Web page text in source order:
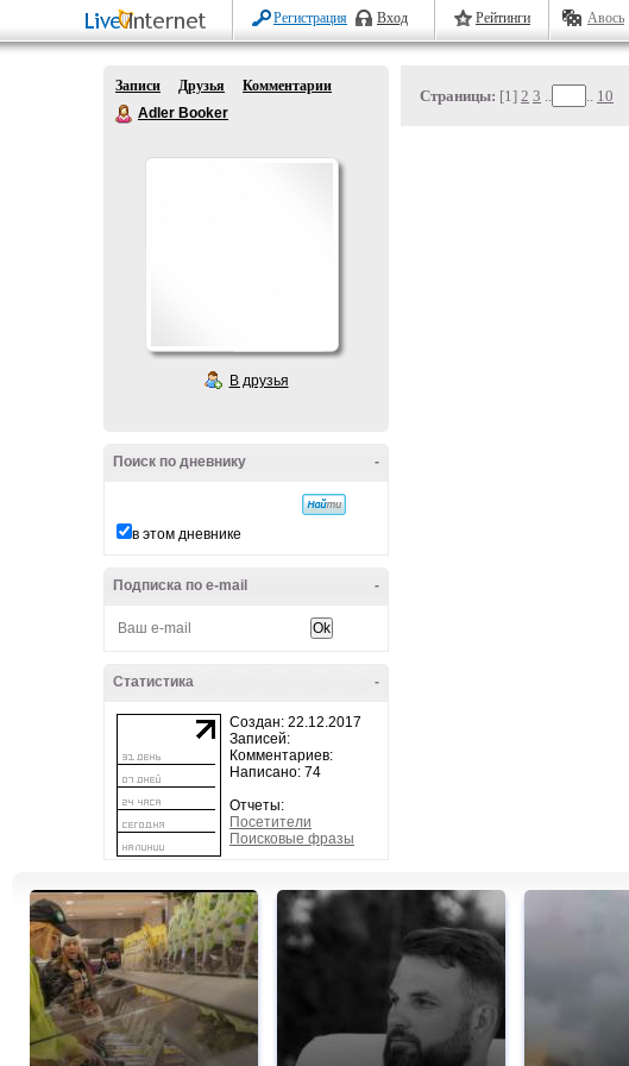
Регистрация Вход Рейтинги Авось
Записи Друзья
Комментарии
Adler Booker
В друзья
-
Поиск по дневнику
в этом дневнике
-
Подписка по e-mail
-
Статистика
Создан: 22.12.2017
Записей:
Комментариев:
Написано: 74
Отчеты:
Посетители
Поисковые фразы
Страницы: [1] 2 3 .. .. 10